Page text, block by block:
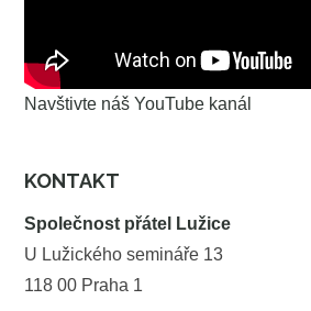
Navštivte náš YouTube kanál
KONTAKT
Společnost přátel Lužice
U Lužického semináře 13
118 00 Praha 1